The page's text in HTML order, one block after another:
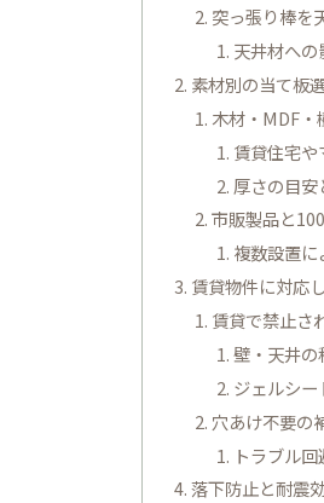
突っ張り棒を
天井材へ
素材別の当て板
木材・MDF・
賃貸住宅
厚さの目
市販製品と
複数設置
賃貸物件に対応
賃貸で禁止さ
壁・天井の
ジェルシ
穴あけ不要の
トラブル
落下防止と耐震